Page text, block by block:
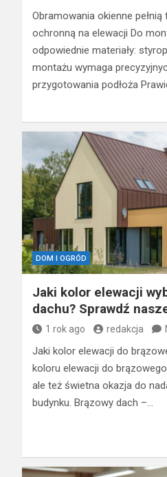
Obramowania okienne
ochronną na elewacji Do
odpowiednie materiały:
montażu wymaga
przygotowania podłoża
DOM I OGRÓD
Jaki kolor elewacji
dachu? Sprawdź
1 rok ago redakcja
Jaki kolor elewacji do
koloru elewacji do
ale też świetna okazja do
budynku. Brązowy dach –…